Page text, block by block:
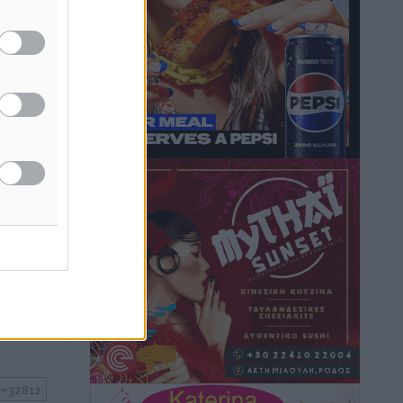
Τουρνάς για φωτιές: «Κανένα
περιθώριο εφησυχασμού» – Σε πλήρη
ετοιμότητα ο μηχανισμός
• πριν 5 ώρες
Καιρός: Επιμένουν οι υψηλές
θερμοκρασίες – Ισχυρά μελτέμια έως 9
μποφόρ, σε «Red Code» 6 περιοχές
Τοπικές Ειδήσεις πριν 6 ώρες
Τα φοιτητικά ενοίκια «τινάζουν στον
αέρα» τους οικογενειακούς
προϋπολογισμούς
• πριν 6 ώρες
Δύο νέοι ξενώνες παραδόθηκαν στις
Ένοπλες Δυνάμεις στη νήσο Ρω